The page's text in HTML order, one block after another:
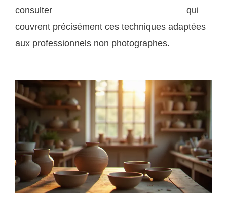
consulter
qui
couvrent précisément ces techniques adaptées
aux professionnels non photographes.